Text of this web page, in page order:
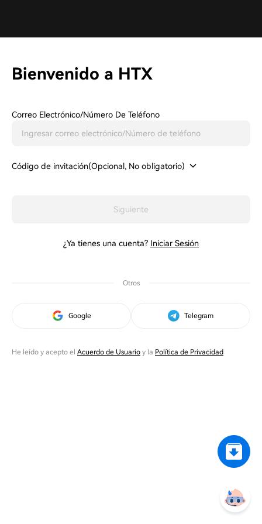
Bienvenido a HTX
Correo Electrónico/Número De Teléfono
Código de invitación(Opcional, No obligatorio)
Siguiente
¿Ya tienes una cuenta? Iniciar Sesión
Otros
Google Telegram
He leído y acepto el Acuerdo de Usuario y la Política de Privacidad